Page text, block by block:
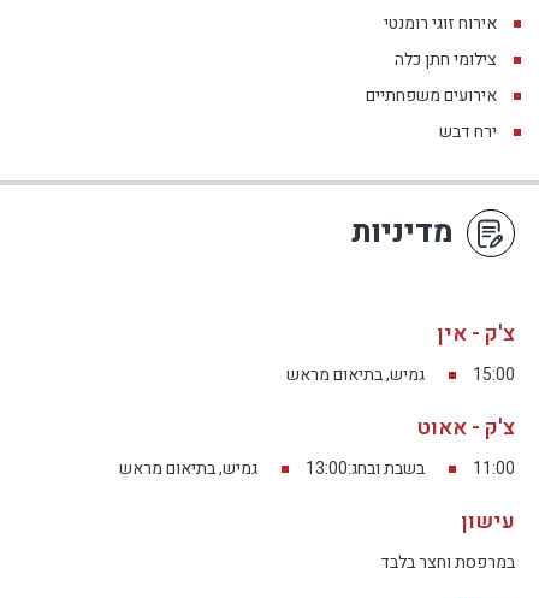
אירוח זוגי רומנטי
צילומי חתן כלה
אירועים משפחתיים
ירח דבש
מדיניות
צ'ק - אין
15:00 גמיש, בתיאום מראש
צ'ק - אאוט
11:00 בשבת ובחג:13:00 גמיש, בתיאום מראש
עישון
במרפסת וחצר בלבד